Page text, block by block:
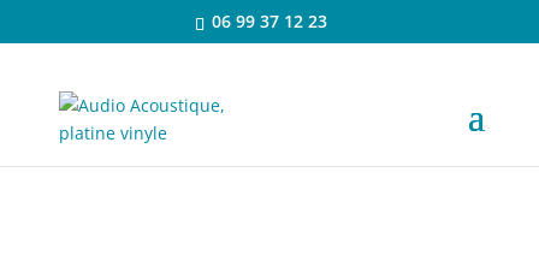
06 99 37 12 23